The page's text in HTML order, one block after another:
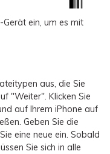
Gerät ein, um es mit
aus, die Sie
"Weiter". Klicken Sie
auf Ihrem iPhone auf
Geben Sie die
eine neue ein. Sobald
Sie sich in alle